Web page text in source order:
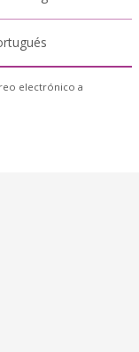
electrónico a